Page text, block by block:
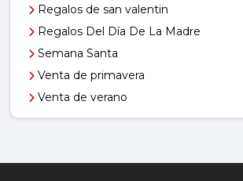
Regalos de san valentin
Regalos Del Día De La Madre
Semana Santa
Venta de primavera
Venta de verano